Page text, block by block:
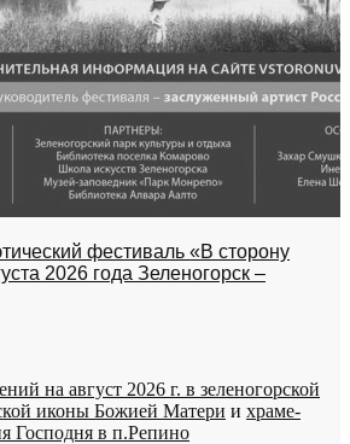
фестиваль «В сторону
2026 года Зеленогорск –
на август 2026 г. в зеленогорской
иконы Божией Матери и храме-
Господня в п.Репино